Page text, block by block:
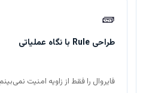
🧱
طراحی Rule با نگاه عملیاتی